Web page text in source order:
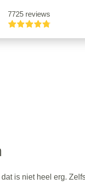
7725 reviews
is niet heel erg.